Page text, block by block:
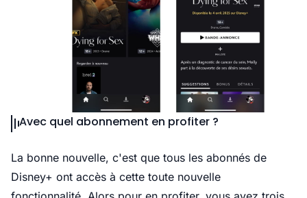
Avec quel abonnement en profiter ?
La bonne nouvelle, c'est que tous les abonnés de
Disney+ ont accès à cette toute nouvelle